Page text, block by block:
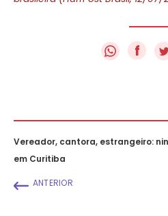
f
Vereador, cantora, estrangeiro:
em Curitiba
ANTERIOR